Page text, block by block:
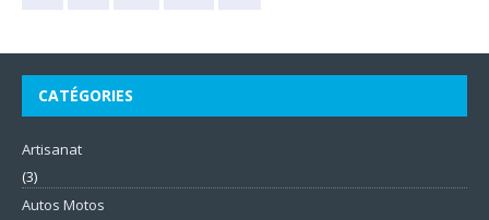
CATÉGORIES
Artisanat
(3)
Autos Motos